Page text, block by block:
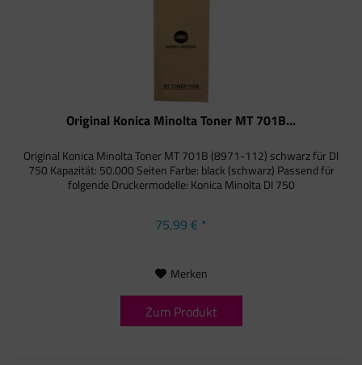
Original Konica Minolta Toner MT 701B...
Original Konica Minolta Toner MT 701B (8971-112) schwarz für DI
750 Kapazität: 50.000 Seiten Farbe: black (schwarz) Passend für
folgende Druckermodelle: Konica Minolta DI 750
75,99 € *
Merken
Zum Produkt